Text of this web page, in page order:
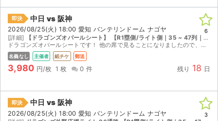
チケットジャム利用規約
プライバシーポリシー
特定商取引法に基づく表記
不正転売禁止法について
チケットジャムの取り組み
即決 中日 vs 阪神
2026/08/25(火) 18:00 愛知 バンテリンドーム ナゴヤ
[詳細]
【ドラゴンズオパールシート】 【R1塁側/ライト側｜35 ~ 47列｜座席番号401 ~ 420】
ドラゴンズオパールシートです！ 他の席で見ることになりましたので、お譲りします。通路側ではありません。
名義なし 主催者 紙チケ 郵送
3,980 円/枚 1 枚 0 件 残り 18 日
6
即決 中日 vs 阪神
2026/08/25(火) 18:00 愛知 バンテリンドーム ナゴヤ 3